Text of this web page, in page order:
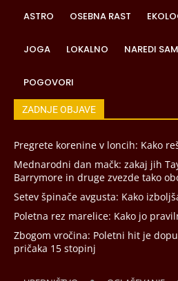
ASTRO OSEBNA RAST
JOGA LOKALNO NAREDI SAM
POGOVORI
ZADNJE OBJAVE
Pregrete korenine v loncih: Kako
Mednarodni dan mačk: zakaj jih
Barrymore in druge zvezde tako
Setev špinače avgusta: Kako
Poletna rez marelice: Kako jo
Zbogom vročina: Poletni hit je
pričaka 15 stopinj